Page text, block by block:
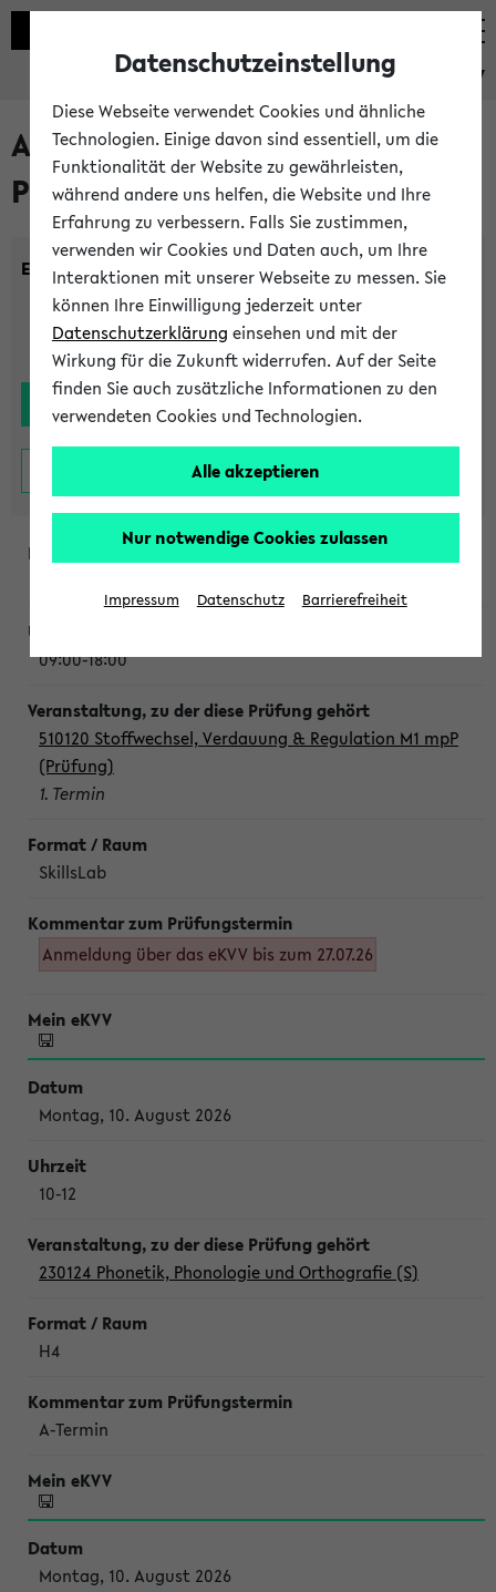
eKVV
Alle noch stattfindenden
Prüfungen
Einrichtung:
09:00-18:00
510120 Stoffwechsel, Verdauung & Regulation M1 mpP
(Prüfung)
1. Termin
SkillsLab
Anmeldung über das eKVV bis zum 27.07.26
Montag, 10. August 2026
10-12
230124 Phonetik, Phonologie und Orthografie (S)
H4
A-Termin
Montag, 10. August 2026
Datenschutzeinstellung
Diese Webseite verwendet Cookies und ähnliche
Technologien. Einige davon sind essentiell, um die
Funktionalität der Website zu gewährleisten,
während andere uns helfen, die Website und Ihre
Erfahrung zu verbessern. Falls Sie zustimmen,
verwenden wir Cookies und Daten auch, um Ihre
Interaktionen mit unserer Webseite zu messen. Sie
können Ihre Einwilligung jederzeit unter
Datenschutzerklärung einsehen und mit der
Wirkung für die Zukunft widerrufen. Auf der Seite
finden Sie auch zusätzliche Informationen zu den
verwendeten Cookies und Technologien.
Alle akzeptieren
Nur notwendige Cookies zulassen
Impressum Datenschutz Barrierefreiheit